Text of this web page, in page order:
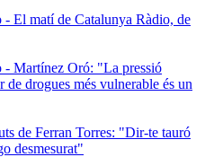
El matí de Catalunya Ràdio, de
- Martínez Oró: "La pressió
drogues més vulnerable és un
de Ferran Torres: "Dir-te tauró
desmesurat"